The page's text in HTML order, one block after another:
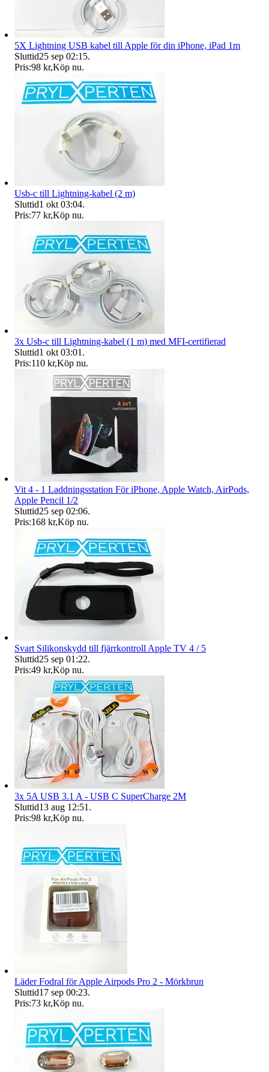
5X Lightning USB kabel till Apple för din iPhone, iPad 1m
Sluttid25 sep 02:15.
Pris:98 kr,Köp nu.
Usb-c till Lightning-kabel (2 m)
Sluttid1 okt 03:04.
Pris:77 kr,Köp nu.
3x Usb-c till Lightning-kabel (1 m) med MFI-certifierad
Sluttid1 okt 03:01 .
Pris:110 kr,Köp nu.
Vit 4 - 1 Laddningsstation För iPhone, Apple Watch, AirPods,
Apple Pencil 1/2
Sluttid25 sep 02:06.
Pris:168 kr,Köp nu.
Svart Silikonskydd till fjärrkontroll Apple TV 4 / 5
Sluttid25 sep 01:22.
Pris:49 kr,Köp nu.
3x 5A USB 3.1 A - USB C SuperCharge 2M
Sluttid13 aug 12:51 .
Pris:98 kr,Köp nu.
Läder Fodral för Apple Airpods Pro 2 - Mörkbrun
Sluttid17 sep 00:23.
Pris:73 kr,Köp nu.